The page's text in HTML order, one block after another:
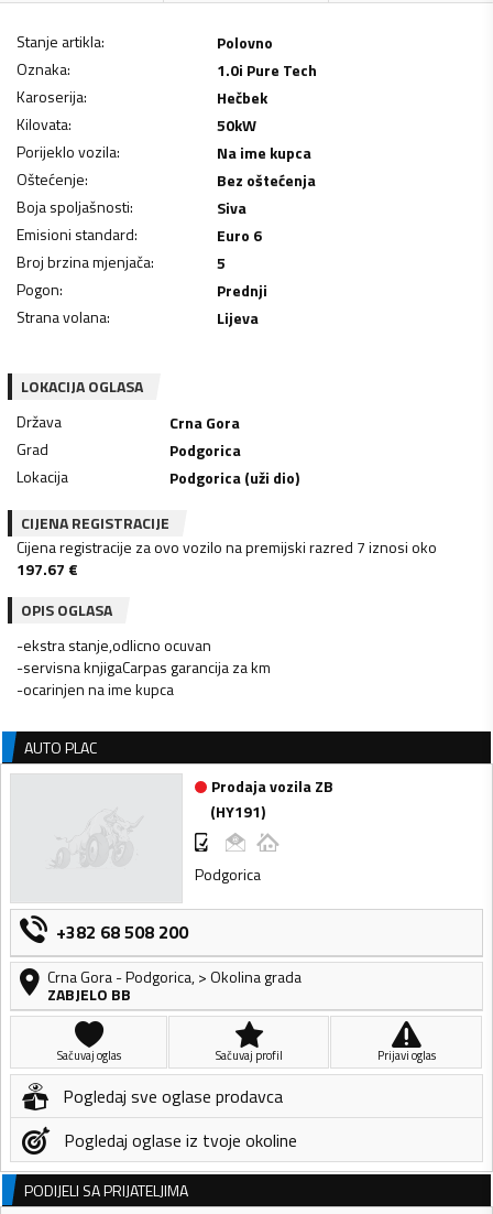
Stanje artikla:
Polovno
Oznaka:
1.0i Pure Tech
Karoserija:
Hečbek
Kilovata: 50kW
Porijeklo vozila:
Na ime kupca
Oštećenje:
Bez oštećenja
Boja spoljašnosti:
Siva
Emisioni standard:
Euro 6
Broj brzina mjenjača:
5
Pogon:
Prednji
Strana volana: Lijeva
LOKACIJA OGLASA
Država
Crna Gora
Grad
Podgorica
Lokacija
Podgorica (uži dio)
CIJENA REGISTRACIJE
Cijena registracije za ovo vozilo na premijski razred 7 iznosi oko
197.67 €
OPIS OGLASA
-ekstra stanje,odlicno ocuvan
-servisna knjigaCarpas garancija za km
-ocarinjen na ime kupca
AUTO PLAC
Prodaja vozila ZB
(HY191)
Podgorica
+382 68 508 200
Crna Gora-Podgorica,> Okolina grada
ZABJELO BB
Sačuvaj oglas Sačuvaj profil Prijavi oglas
Pogledaj sve oglase prodavca
Pogledaj oglase iz tvoje okoline
PODIJELI SA PRIJATELJIMA